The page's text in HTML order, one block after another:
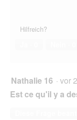
Hilfreich?
Nathalie 16 · vor
Est ce qu'il y a